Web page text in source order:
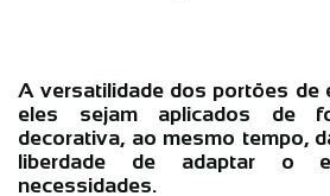
A versatilidade dos portões de
eles sejam aplicados de
decorativa, ao mesmo tempo,
liberdade de adaptar o
necessidades.